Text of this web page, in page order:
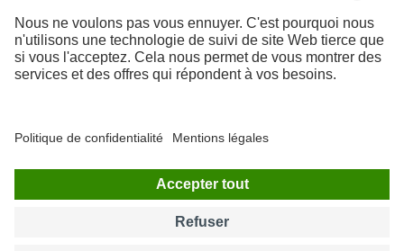
147, rue du Haut Vinage
CS 10226